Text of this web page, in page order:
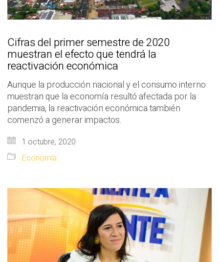
Cifras del primer semestre de 2020
muestran el efecto que tendrá la
reactivación económica
Aunque la producción nacional y el consumo interno
muestran que la economía resultó afectada por la
pandemia, la reactivación económica también
comenzó a generar impactos.
1 octubre, 2020
Economía